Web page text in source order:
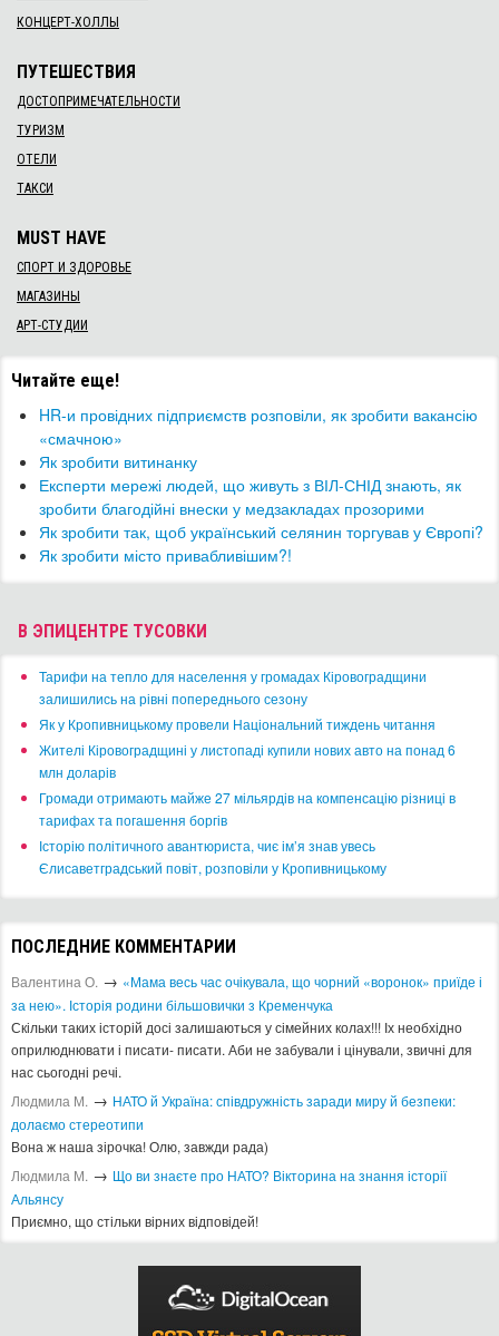
КОНЦЕРТ-ХОЛЛЫ
ПУТЕШЕСТВИЯ
ДОСТОПРИМЕЧАТЕЛЬНОСТИ
ТУРИЗМ
ОТЕЛИ
ТАКСИ
MUST HAVE
СПОРТ И ЗДОРОВЬЕ
МАГАЗИНЫ
АРТ-СТУДИИ
Читайте еще!
HR-и провідних підприємств розповіли, як зробити вакансію
«смачною»
Як зробити витинанку
Експерти мережі людей, що живуть з ВІЛ-СНІД знають, як
зробити благодійні внески у медзакладах прозорими
​Як зробити так, щоб український селянин торгував у Європі?
Як зробити місто привабливішим?!
В ЭПИЦЕНТРЕ ТУСОВКИ
​Тарифи на тепло для населення у громадах Кіровоградщини
залишились на рівні попереднього сезону
​Як у Кропивницькому провели Національний тиждень читання
​Жителі Кіровоградщині у листопаді купили нових авто на понад 6
млн доларів
​Громади отримають майже 27 мільярдів на компенсацію різниці в
тарифах та погашення боргів
Історію політичного авантюриста, чиє ім’я знав увесь
Єлисаветградський повіт, розповіли у Кропивницькому
ПОСЛЕДНИЕ КОММЕНТАРИИ
Валентина О. → «Мама весь час очікувала, що чорний «воронок» приїде і
за нею». Історія родини більшовички з Кременчука
Скільки таких історій досі залишаються у сімейних колах!!! Іх необхідно
оприлюднювати і писати- писати. Аби не забували і цінували, звичні для
нас сьогодні речі.
Людмила М. → ​НАТО й Україна: співдружність заради миру й безпеки:
долаємо стереотипи
Вона ж наша зірочка! Олю, завжди рада)
Людмила М. → Що ви знаєте про НАТО? Вікторина на знання історії
Альянсу ​
Приємно, що стільки вірних відповідей!